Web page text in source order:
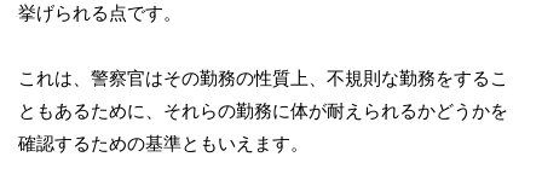
挙げられる点です。
これは、警察官はその勤務の性質上、不規則な勤務をするこ
ともあるために、それらの勤務に体が耐えられるかどうかを
確認するための基準ともいえます。